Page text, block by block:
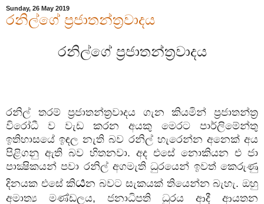
Sunday, 26 May 2019
රනිල්ගේ ප්‍රජාතන්ත්‍රවාදය
රනිල්ගේ ප්‍රජාතන්ත්‍රවාදය
රනිල් තරම් ප්‍රජාතන්ත්‍රවාදය ගැන කියමින් ප්‍රජාතන්ත්‍ර
විරෝධී ව වැඩ කරන අයකු මෙරට පාර්ලිමේන්තු
ඉතිහාසයේ ඉඳල නැති බව රනිල් හැරෙන්න අනෙක් අය
පිළිගනු ඇති බව හිතනවා. අද එසේ නොකියන එ ජා
පාක්‍ෂිකයන් පවා රනිල් අගමැති ධුරයෙන් ඉවත් කෙරුණු
දිනයක එසේ කියන බවට සැකයක් තියෙන්න බැහැ. ඔහු
අමාත්‍ය මණ්ඩලය, ජනාධිපති ධුරය ආදී ආයතන